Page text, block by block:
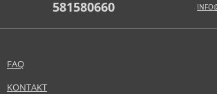
581580660
FAQ
KONTAKT